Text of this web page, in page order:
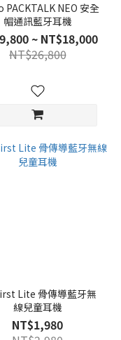
PACKTALK NEO 安全
帽通訊藍牙耳機
~ NT$18,000
NT$26,800
Lite 骨傳導藍牙無
線兒童耳機
NT$1,980